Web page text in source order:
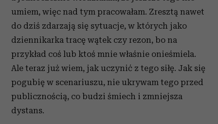
umiem, więc nad tym pracowałam. Zresztą nawet
do dziś zdarzają się sytuacje, w których jako
dziennikarka tracę wątek czy rezon, bo na
przykład coś lub ktoś mnie właśnie onieśmiela.
Ale teraz już wiem, jak uczynić z tego siłę. Jak się
pogubię w scenariuszu, nie ukrywam tego przed
publicznością, co budzi śmiech i zmniejsza
dystans.